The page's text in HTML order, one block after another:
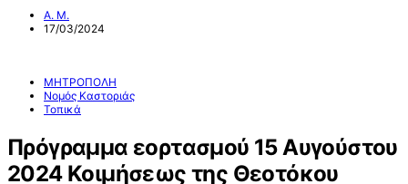
Α. Μ.
17/03/2024
ΜΗΤΡΟΠΟΛΗ
Νομός Καστοριάς
Τοπικά
Πρόγραμμα εορτασμού 15 Αυγούστου
2024 Κοιμήσεως της Θεοτόκου